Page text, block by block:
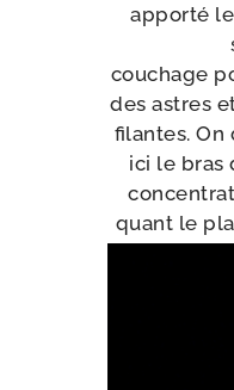
appor­té
cou­chage
des astres
filantes.
ici le bras
quant le